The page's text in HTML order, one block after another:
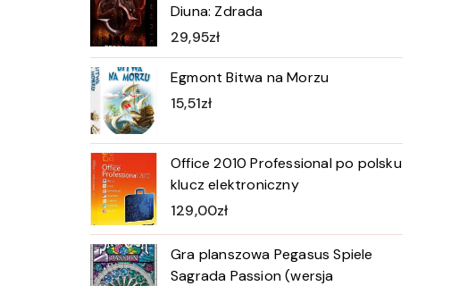
Diuna: Zdrada
29,95zł
Egmont Bitwa na Morzu
15,51zł
Office 2010 Professional po polsku
klucz elektroniczny
129,00zł
Gra planszowa Pegasus Spiele
Sagrada Passion (wersja